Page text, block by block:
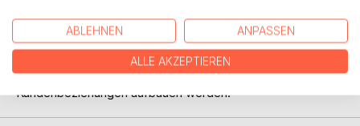
anpassen können.
Der persönlichkeitsorientierte Verkauf ist das Nonplusultra
beziehungsorientierter Kundenbeziehungen, aus denen Sie
Abschlüsse generieren und langfristige
Kundenbeziehungen aufbauen werden.
ABLEHNEN ANPASSEN
ALLE AKZEPTIEREN